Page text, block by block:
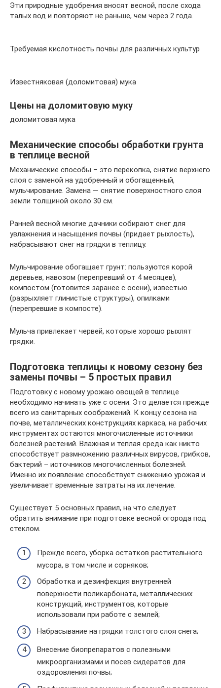
Эти природные удобрения вносят весной, после схода
талых вод и повторяют не раньше, чем через 2 года.
Требуемая кислотность почвы для различных культур
Известняковая (доломитовая) мука
Цены на доломитовую муку
доломитовая мука
Механические способы обработки грунта
в теплице весной
Механические способы – это перекопка, снятие верхнего
слоя с заменой на удобренный и обогащенный,
мульчирование. Замена — снятие поверхностного слоя
земли толщиной около 30 см.
Ранней весной многие дачники собирают снег для
увлажнения и насыщения почвы (придает рыхлость),
набрасывают снег на грядки в теплицу.
Мульчирование обогащает грунт: пользуются корой
деревьев, навозом (перепревший от 4 месяцев),
компостом (готовится заранее с осени), известью
(разрыхляет глинистые структуры), опилками
(перепревшие в компосте).
Мульча привлекает червей, которые хорошо рыхлят
грядки.
Подготовка теплицы к новому сезону без
замены почвы – 5 простых правил
Подготовку с новому урожаю овощей в теплице
необходимо начинать уже с осени. Это делается прежде
всего из санитарных соображений. К концу сезона на
почве, металлических конструкциях каркаса, на рабочих
инструментах остаются многочисленные источники
болезней растений. Влажная и теплая среда как никто
способствует размножению различных вирусов, грибков,
бактерий – источников многочисленных болезней.
Именно их появление способствует снижению урожая и
увеличивает временные затраты на их лечение.
Существует 5 основных правил, на что следует
обратить внимание при подготовке весной огорода под
стеклом.
Прежде всего, уборка остатков растительного
мусора, в том числе и сорняков;
Обработка и дезинфекция внутренней
поверхности поликарбоната, металлических
конструкций, инструментов, которые
использовали при работе с землей;
Набрасывание на грядки толстого слоя снега;
Внесение биопрепаратов с полезными
микроорганизмами и посев сидератов для
оздоровления почвы;